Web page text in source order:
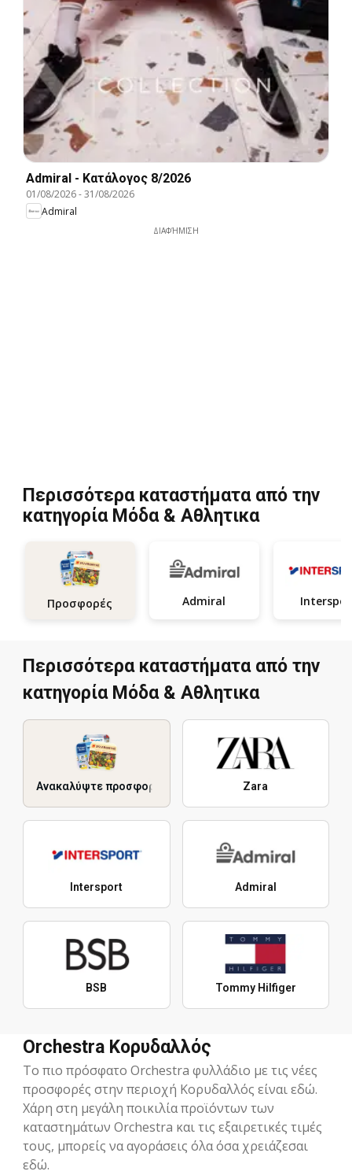
Admiral - Kατάλογος 8/2026
01/08/2026-31/08/2026
Admiral
ΔΙΑΦΉΜΙΣΗ
Περισσότερα καταστήματα από την
κατηγορία Μόδα & Aθλητικα
Προσφορές Admiral
Περισσότερα καταστήματα από την
κατηγορία Μόδα & Aθλητικα
Ανακαλύψτε προσφορές Zara
Intersport Admiral
BSB Tommy Hilfiger
Orchestra Κορυδαλλός
Το πιο πρόσφατο Orchestra φυλλάδιο με τις νέες
προσφορές στην περιοχή Κορυδαλλός είναι εδώ.
Χάρη στη μεγάλη ποικιλία προϊόντων των
καταστημάτων Orchestra και τις εξαιρετικές τιμές
τους, μπορείς να αγοράσεις όλα όσα χρειάζεσαι
εδώ.